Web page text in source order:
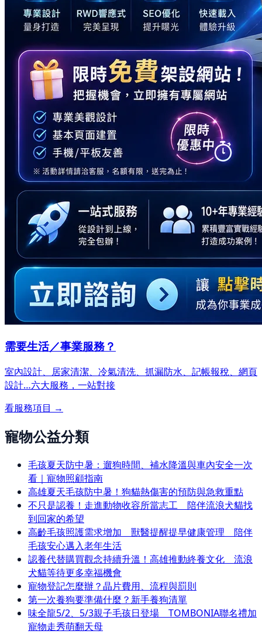
需要生活／事業服務？
室內設計、居家清潔、冷氣清洗、抓漏防水、記帳報稅、網頁
設計…六大服務，一站對接
看服務項目 →
寵物公益分類
毛孩夏天防中暑：遛狗時間、補水降溫與車內安全一次
看｜寵物照顧指南
高雄夏天毛孩防中暑！狗貓熱傷害的預防與急救重點
不只是認養！走進動物收容所當志工 陪伴流浪犬貓找
到回家的希望
高齡毛孩照護需求增加 獸醫提醒提早健康管理 陪伴
毛孩安心邁入老年生活
認養代替購買觀念持續升溫！高雄推動終養文化 流浪
犬貓等待更多幸福機會
寵物登記怎麼辦？晶片費用、流程與罰則
第一次養狗要準備什麼？新手養狗清單
味全龍5/2、5/3親子毛孩日登場 TOMBONIA聯名禮加
寵物走秀萌翻天母